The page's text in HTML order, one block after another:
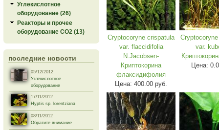
Углекислотное
оборудование (26)
Реакторы и прочее
оборудование СО2 (13)
последние новости
05/12/2012
Углекислотное
оборудование
17/11/2012
Hyptis sp. lorentziana
08/11/2012
Обратите внимание
Cryptocoryne crispatula
var. flaccidifolia
N.Jacobsen-
Криптокорина
флаксидифолия
Цена:400.00 руб.
var.
Цена: